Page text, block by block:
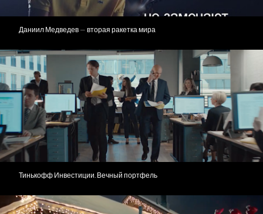
Даниил Медведев — вторая ракетка мира
Тинькофф Инвестиции. Вечный портфель